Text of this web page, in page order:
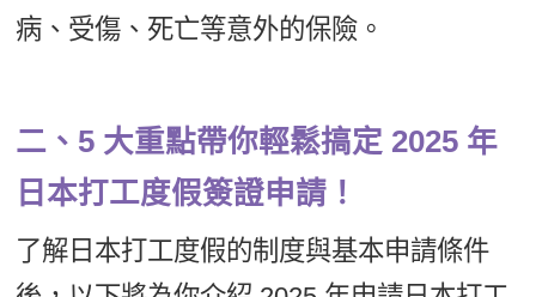
病、受傷、死亡等意外的保險。
二、5 大重點帶你輕鬆搞定 2025 年
日本打工度假簽證申請！
了解日本打工度假的制度與基本申請條件